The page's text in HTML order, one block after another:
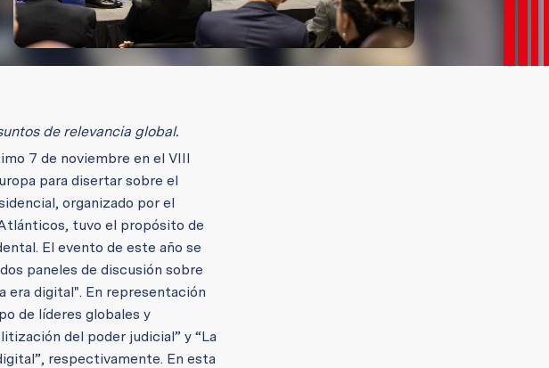
de relevancia global.
7 de noviembre en el VIII
para disertar sobre el
organizado por el
tuvo el propósito de
El evento de este año se
paneles de discusión sobre
era digital". En representación
de líderes globales y
del poder judicial” y “La
respectivamente. En esta